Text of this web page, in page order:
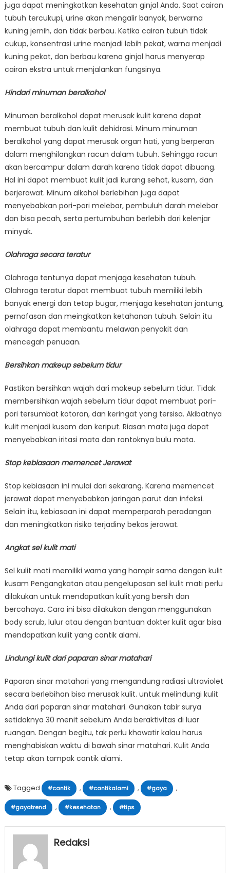
juga dapat meningkatkan kesehatan ginjal Anda. Saat cairan
tubuh tercukupi, urine akan mengalir banyak, berwarna
kuning jernih, dan tidak berbau. Ketika cairan tubuh tidak
cukup, konsentrasi urine menjadi lebih pekat, warna menjadi
kuning pekat, dan berbau karena ginjal harus menyerap
cairan ekstra untuk menjalankan fungsinya.
Hindari minuman beralkohol
Minuman beralkohol dapat merusak kulit karena dapat
membuat tubuh dan kulit dehidrasi. Minum minuman
beralkohol yang dapat merusak organ hati, yang berperan
dalam menghilangkan racun dalam tubuh. Sehingga racun
akan bercampur dalam darah karena tidak dapat dibuang.
Hal ini dapat membuat kulit jadi kurang sehat, kusam, dan
berjerawat. Minum alkohol berlebihan juga dapat
menyebabkan pori-pori melebar, pembuluh darah melebar
dan bisa pecah, serta pertumbuhan berlebih dari kelenjar
minyak.
Olahraga secara teratur
Olahraga tentunya dapat menjaga kesehatan tubuh.
Olahraga teratur dapat membuat tubuh memiliki lebih
banyak energi dan tetap bugar, menjaga kesehatan jantung,
pernafasan dan meingkatkan ketahanan tubuh. Selain itu
olahraga dapat membantu melawan penyakit dan
mencegah penuaan.
Bersihkan makeup sebelum tidur
Pastikan bersihkan wajah dari makeup sebelum tidur. Tidak
membersihkan wajah sebelum tidur dapat membuat pori-
pori tersumbat kotoran, dan keringat yang tersisa. Akibatnya
kulit menjadi kusam dan keriput. Riasan mata juga dapat
menyebabkan iritasi mata dan rontoknya bulu mata.
Stop kebiasaan memencet Jerawat
Stop kebiasaan ini mulai dari sekarang. Karena memencet
jerawat dapat menyebabkan jaringan parut dan infeksi.
Selain itu, kebiasaan ini dapat memperparah peradangan
dan meningkatkan risiko terjadiny bekas jerawat.
Angkat sel kulit mati
Sel kulit mati memiliki warna yang hampir sama dengan kulit
kusam Pengangkatan atau pengelupasan sel kulit mati perlu
dilakukan untuk mendapatkan kulit.yang bersih dan
bercahaya. Cara ini bisa dilakukan dengan menggunakan
body scrub, lulur atau dengan bantuan dokter kulit agar bisa
mendapatkan kulit yang cantik alami.
Lindungi kulit dari paparan sinar matahari
Paparan sinar matahari yang mengandung radiasi ultraviolet
secara berlebihan bisa merusak kulit. untuk melindungi kulit
Anda dari paparan sinar matahari. Gunakan tabir surya
setidaknya 30 menit sebelum Anda beraktivitas di luar
ruangan. Dengan begitu, tak perlu khawatir kalau harus
menghabiskan waktu di bawah sinar matahari. Kulit Anda
tetap akan tampak cantik alami.
Tagged #cantik , #cantikalami , #gaya ,
#gayatrend , #kesehatan , #tips
Redaksi